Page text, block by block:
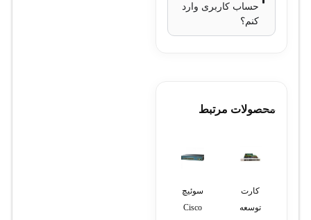
حساب کاربری وارد
کنم؟
محصولات مرتبط
کارت
توسعه
سوئیچ
Cisco